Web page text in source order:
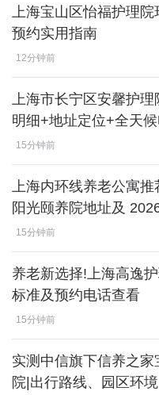
上海宝山区怡福护理
预约实用指南
12分钟前
上海市长宁区安馨护理
明细+地址定位+全天
15分钟前
上海内环线养老公寓
阳光颐养院地址及
15分钟前
养老新选择!上海高逸
标准及预约电话查看
15分钟前
实测中信旗下信养之
院|出行路线、园区环